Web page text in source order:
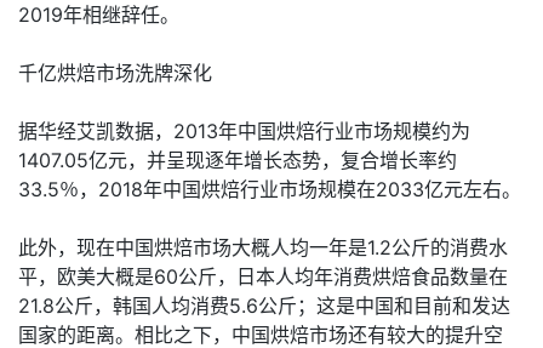
2019年相继辞任。
千亿烘焙市场洗牌深化
据华经艾凯数据，2013年中国烘焙行业市场规模约为
1407.05亿元，并呈现逐年增长态势，复合增长率约
33.5％，2018年中国烘焙行业市场规模在2033亿元左右。
此外，现在中国烘焙市场大概人均一年是1.2公斤的消费水
平，欧美大概是60公斤，日本人均年消费烘焙食品数量在
21.8公斤，韩国人均消费5.6公斤；这是中国和目前和发达
国家的距离。相比之下，中国烘焙市场还有较大的提升空